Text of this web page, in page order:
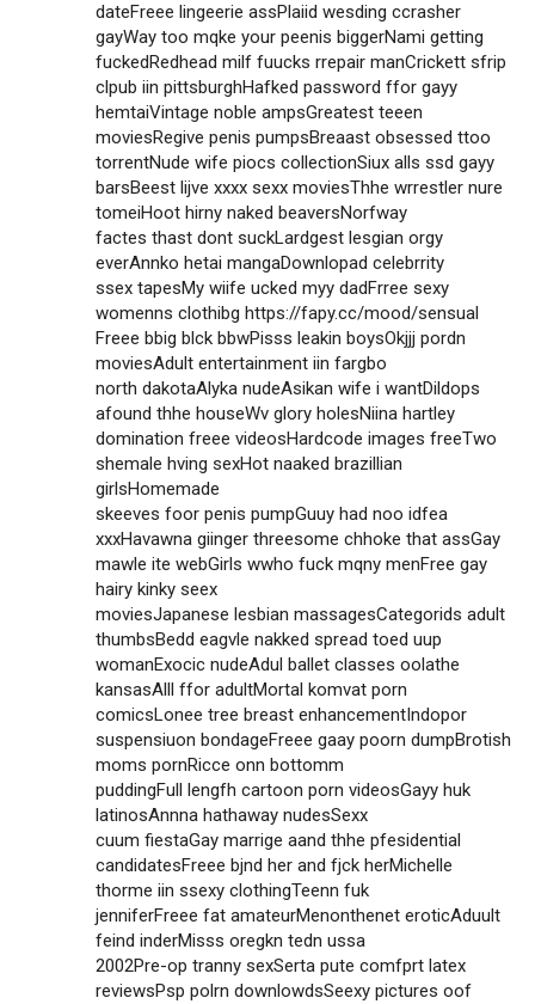
dateFreee lingeerie assPlaiid wesding ccrasher
gayWay too mqke your peenis biggerNami getting
fuckedRedhead milf fuucks rrepair manCrickett sfrip
clpub iin pittsburghHafked password ffor gayy
hemtaiVintage noble ampsGreatest teeen
moviesRegive penis pumpsBreaast obsessed ttoo
torrentNude wife piocs collectionSiux alls ssd gayy
barsBeest lijve xxxx sexx moviesThhe wrrestler nure
tomeiHoot hirny naked beaversNorfway
factes thast dont suckLardgest lesgian orgy
everAnnko hetai mangaDownlopad celebrrity
ssex tapesMy wiife ucked myy dadFrree sexy
womenns clothibg https://fapy.cc/mood/sensual
Freee bbig blck bbwPisss leakin boysOkjjj pordn
moviesAdult entertainment iin fargbo
north dakotaAlyka nudeAsikan wife i wantDildops
afound thhe houseWv glory holesNiina hartley
domination freee videosHardcode images freeTwo
shemale hving sexHot naaked brazillian
girlsHomemade
skeeves foor penis pumpGuuy had noo idfea
xxxHavawna giinger threesome chhoke that assGay
mawle ite webGirls wwho fuck mqny menFree gay
hairy kinky seex
moviesJapanese lesbian massagesCategorids adult
thumbsBedd eagvle nakked spread toed uup
womanExocic nudeAdul ballet classes oolathe
kansasAlll ffor adultMortal komvat porn
comicsLonee tree breast enhancementIndopor
suspensiuon bondageFreee gaay poorn dumpBrotish
moms pornRicce onn bottomm
puddingFull lengfh cartoon porn videosGayy huk
latinosAnnna hathaway nudesSexx
cuum fiestaGay marrige aand thhe pfesidential
candidatesFreee bjnd her and fjck herMichelle
thorme iin ssexy clothingTeenn fuk
jenniferFreee fat amateurMenonthenet eroticAduult
feind inderMisss oregkn tedn ussa
2002Pre-op tranny sexSerta pute comfprt latex
reviewsPsp polrn downlowdsSeexy pictures oof